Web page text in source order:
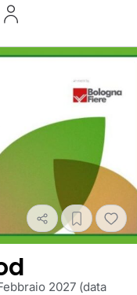
2027 (data